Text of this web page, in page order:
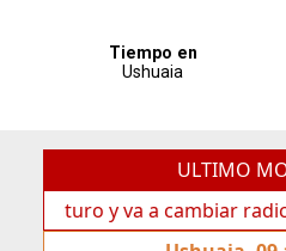
ULTIMO
y va a cambiar